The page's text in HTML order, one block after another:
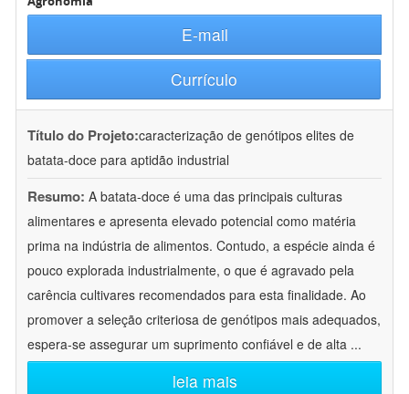
E-mail
Currículo
Título do Projeto:caracterização de genótipos elites de
batata-doce para aptidão industrial
Resumo: A batata-doce é uma das principais culturas
alimentares e apresenta elevado potencial como matéria
prima na indústria de alimentos. Contudo, a espécie ainda é
pouco explorada industrialmente, o que é agravado pela
carência cultivares recomendados para esta finalidade. Ao
promover a seleção criteriosa de genótipos mais adequados,
espera-se assegurar um suprimento confiável e de alta ...
leia mais